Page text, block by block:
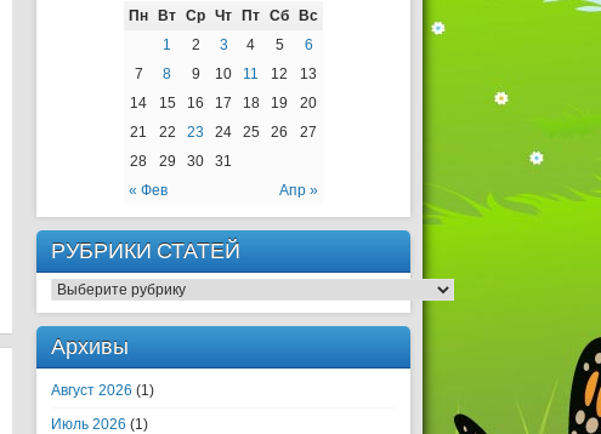
Пн
Вт Ср Чт Пт Сб Вс
« Фев Апр »
1 2 3 4 5
6
7
8 9 10 11 12
13
14
15 16 17 18 19
20
21
22 23 24 25 26
27
28
29 30 31
РУБРИКИ СТАТЕЙ
РУБРИКИ СТАТЕЙ
Архивы
Август 2026 (1)
Июль 2026 (1)